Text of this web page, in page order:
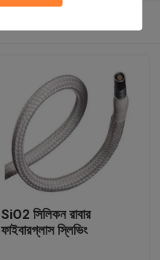
SiO2 সিলিকন রাবার
ফাইবারগ্লাস স্লিভিং